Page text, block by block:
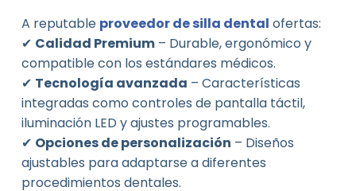
A reputable proveedor de silla dental ofertas:
✔ Calidad Premium– Durable, ergonómico y
compatible con los estándares médicos.
✔ Tecnología avanzada – Características
integradas como controles de pantalla táctil,
iluminación LED y ajustes programables.
✔ Opciones de personalización – Diseños
ajustables para adaptarse a diferentes
procedimientos dentales.